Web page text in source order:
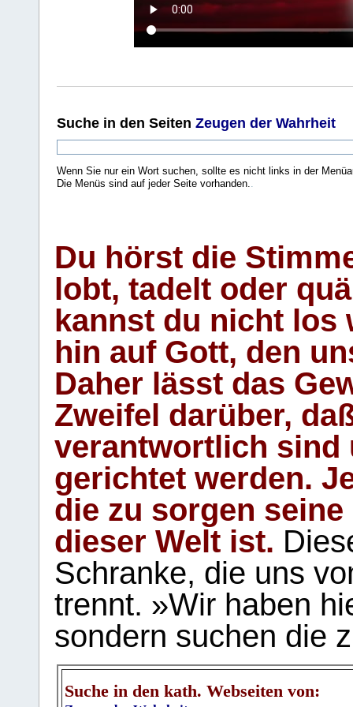
Suche in den Seiten Zeugen der Wahrheit
Wenn Sie nur ein Wort suchen, sollte es nicht links in der
Die Menüs sind auf jeder Seite vorhanden.
Du hörst die
lobt, tadelt oder
kannst du nicht los
hin auf Gott, den
Daher lässt das
Zweifel darüber,
verantwortlich sind
gerichtet werden.
die zu sorgen
dieser Welt ist.
Schranke, die uns
trennt. »Wir haben
sondern suchen die
Suche in den kath. Webseiten von: